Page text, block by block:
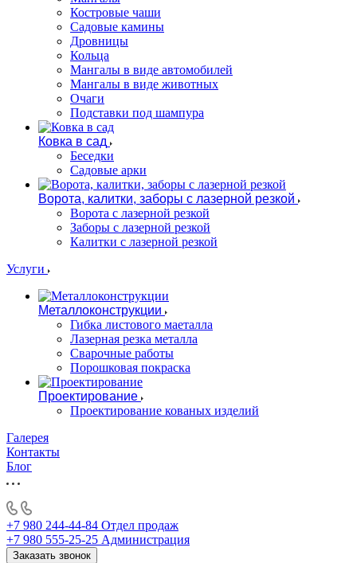
Костровые чаши
Садовые камины
Дровницы
Кольца
Мангалы в виде автомобилей
Мангалы в виде животных
Очаги
Подставки под шампура
Ковка в сад
Беседки
Садовые арки
Ворота, калитки, заборы с лазерной резкой
Ворота с лазерной резкой
Заборы с лазерной резкой
Калитки с лазерной резкой
Услуги
Металлоконструкции
Гибка листового маеталла
Лазерная резка металла
Сварочные работы
Порошковая покраска
Проектирование
Проектирование кованых изделий
Галерея
Контакты
Блог
+7 980 244-44-84 Отдел продаж
+7 980 555-25-25 Администрация
Заказать звонок